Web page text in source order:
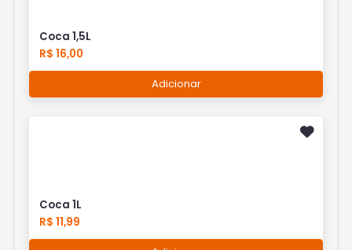
Coca 1,5L
R$ 16,00
Adicionar
Coca 1L
R$ 11,99